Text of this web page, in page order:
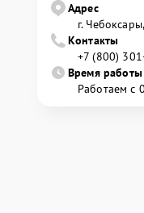
Адрес
г.
Контакты
+7 (800)
Время работы
Работаем с